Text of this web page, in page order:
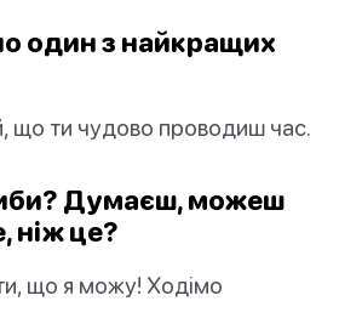
один з найкращих
що ти чудово проводиш час.
Думаєш, можеш
ніж це?
що я можу! Ходімо